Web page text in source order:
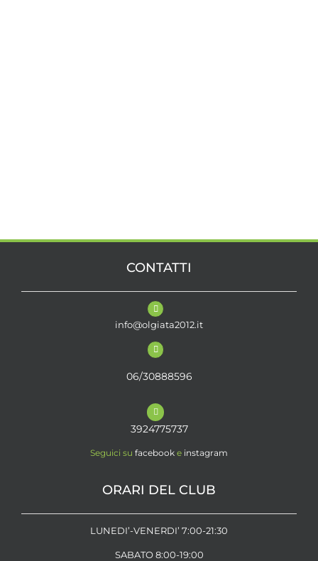
CONTATTI
info@olgiata2012.it
06/30888596
3924775737
Seguici su facebook e instagram
ORARI DEL CLUB
LUNEDI’-VENERDI’ 7:00-21:30
SABATO 8:00-19:00